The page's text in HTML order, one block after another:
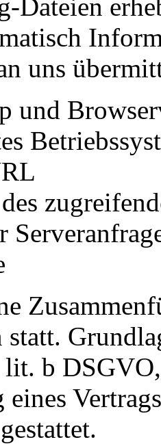
Dateien
uns
und
statt.
b